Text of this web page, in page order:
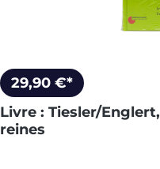
29,90 €*
Livre : Tiesler/
reines